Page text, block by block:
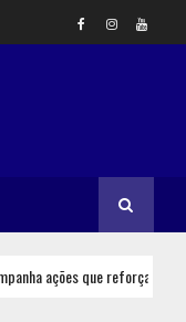
ações que reforçam